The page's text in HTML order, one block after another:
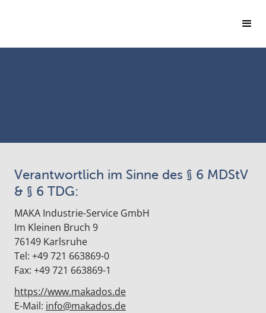
Verantwortlich im Sinne des § 6 MDStV
& § 6 TDG:
MAKA Industrie-Service GmbH
Im Kleinen Bruch 9
76149 Karlsruhe
Tel: +49 721 663869-0
Fax: +49 721 663869-1
https://www.makados.de
E-Mail: info@makados.de